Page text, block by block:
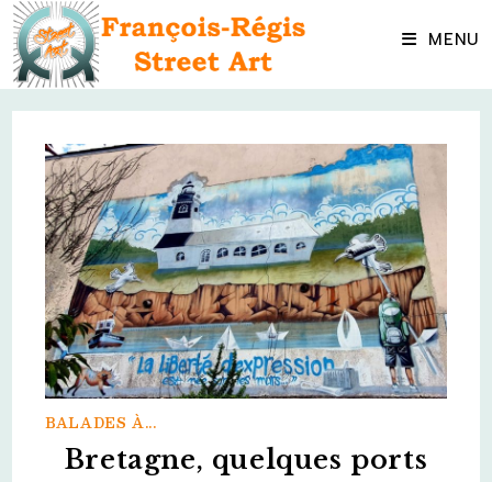
Skip
content MENU
BALADES À...
Bretagne, quelques ports